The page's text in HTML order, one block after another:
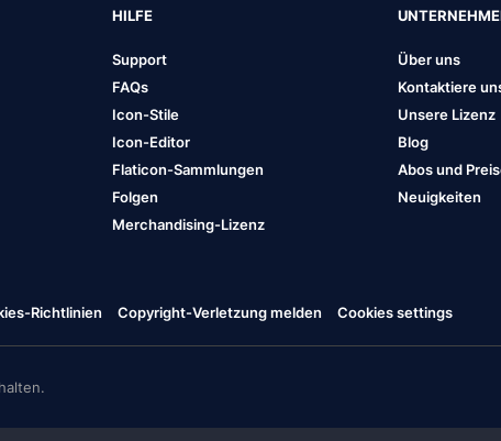
HILFE
Support
FAQs
Icon-Stile
Icon-Editor
Flaticon-Sammlungen
Folgen
Merchandising-Lizenz
Über uns
Kontaktiere
Unsere Lizenz
Blog
Abos und
Neuigkeiten
Richtlinien Copyright-Verletzung melden Cookies settings